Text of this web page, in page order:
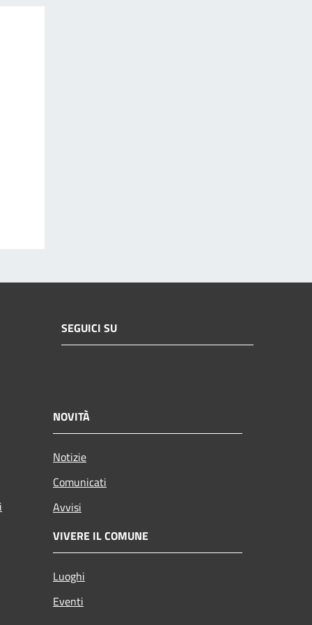
SEGUICI SU
NOVITÀ
Notizie
Comunicati
Avvisi
VIVERE IL COMUNE
Luoghi
Eventi